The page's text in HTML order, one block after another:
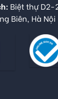
Biệt thự D2-
Biên, Hà Nội